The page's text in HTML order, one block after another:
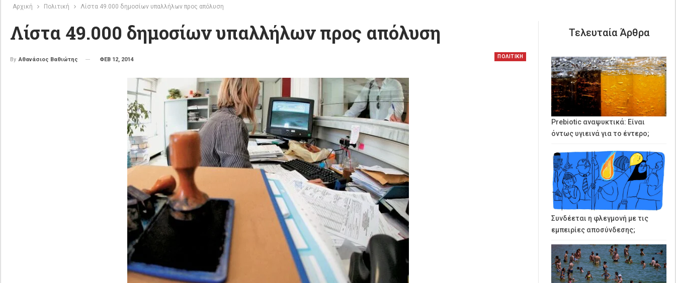
Αρχική Πολιτική Λίστα 49.000 δημοσίων υπαλλήλων προς απόλυση
Λίστα 49.000 δημοσίων υπαλλήλων προς απόλυση
ΠΟΛΙΤΙΚΗ
By Αθανάσιος Βαθιώτης ΦΕΒ 12, 2014
Τελευταία Άρθρα
Prebiotic αναψυκτικά: Είναι
όντως υγιεινά για το έντερο;
Συνδέεται η φλεγμονή με τις
εμπειρίες αποσύνδεσης;